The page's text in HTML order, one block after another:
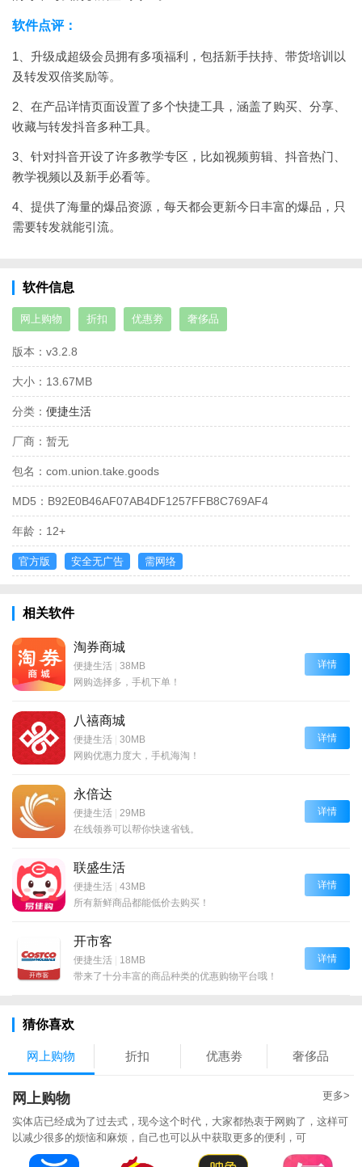
软件点评：
1、升级成超级会员拥有多项福利，包括新手扶持、带货培训以
及转发双倍奖励等。
2、在产品详情页面设置了多个快捷工具，涵盖了购买、分享、
收藏与转发抖音多种工具。
3、针对抖音开设了许多教学专区，比如视频剪辑、抖音热门、
教学视频以及新手必看等。
4、提供了海量的爆品资源，每天都会更新今日丰富的爆品，只
需要转发就能引流。
软件信息
网上购物 折扣 优惠劵 奢侈品
版本： v3.2.8
大小： 13.67MB
分类： 便捷生活
厂商： 暂无
包名： com.union.take.goods
MD5： B92E0B46AF07AB4DF1257FFB8C769AF4
年龄： 12+
官方版 安全无广告 需网络
相关软件
淘券商城
便捷生活 | 38MB
网购选择多，手机下单！
详情
八禧商城
便捷生活 | 30MB
网购优惠力度大，手机海淘！
详情
永倍达
便捷生活 | 29MB
在线领券可以帮你快速省钱。
详情
联盛生活
便捷生活 | 43MB
所有新鲜商品都能低价去购买！
详情
开市客
便捷生活 | 18MB
带来了十分丰富的商品种类的优惠购物平台哦！
详情
猜你喜欢
网上购物 折扣 优惠劵 奢侈品
网上购物 更多>
实体店已经成为了过去式，现今这个时代，大家都热衷于网购了，这样可
以减少很多的烦恼和麻烦，自己也可以从中获取更多的便利，可